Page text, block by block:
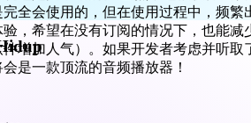
增加人气）。如果开发者考虑并听取
是一款顶流的音频播放器！